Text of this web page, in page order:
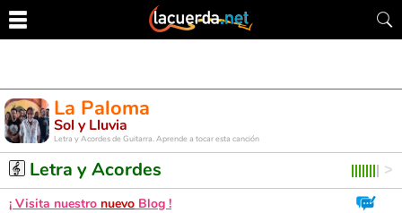
La Paloma
Sol y Lluvia
Letra y Acordes de Guitarra. Aprende a tocar esta canción
Letra y Acordes
¡ Visita nuestro nuevo Blog !